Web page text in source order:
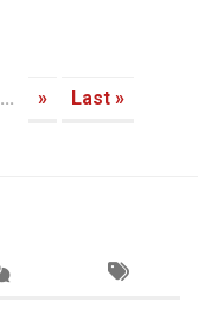
... » Last »